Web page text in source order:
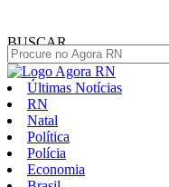
BUSCAR
Últimas Notícias
RN
Natal
Política
Polícia
Economia